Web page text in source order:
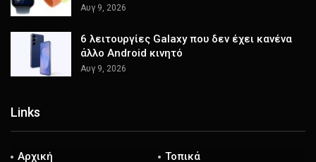
Αυγ 9, 2026
6 λειτουργίες Galaxy που δεν έχει κανένα
άλλο Android κινητό
Αυγ 9, 2026
Links
Αρχική Τοπικά